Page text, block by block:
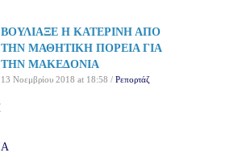
ΒΟΥΛΙΑΞΕ Η ΚΑΤΕΡΙΝΗ ΑΠΟ
ΤΗΝ ΜΑΘΗΤΙΚΗ ΠΟΡΕΙΑ ΓΙΑ
ΤΗΝ ΜΑΚΕΔΟΝΙΑ
13 Νοεμβρίου 2018 at 18:58 / Ρεπορτάζ